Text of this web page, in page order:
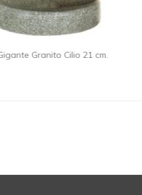
Granito Cilio 21 cm.